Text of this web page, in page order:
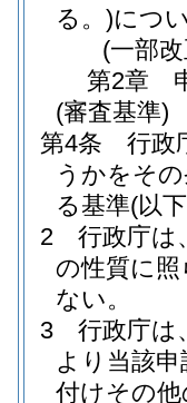
る。)につ
(一部
第2章
(審査基準)
第4条
行政
うかをそ
る基準(以
2
行政庁は
の性質に
ない。
3
行政庁は
より当該
付けその